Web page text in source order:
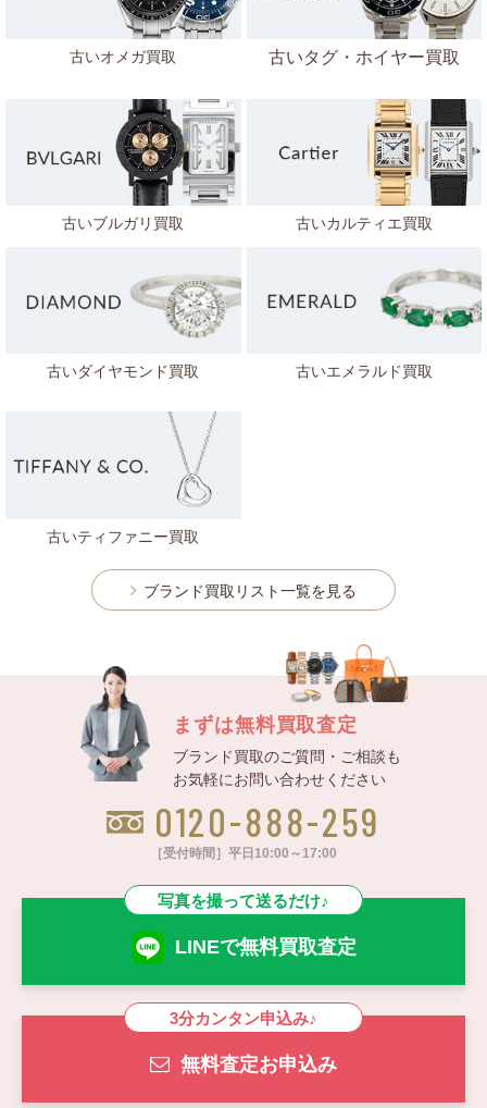
古いオメガ買取 古いタグ・ホイヤー買取
古いブルガリ買取 古いカルティエ買取
古いダイヤモンド買取 古いエメラルド買取
古いティファニー買取
ブランド買取リスト一覧を見る
まずは無料買取査定
ブランド買取のご質問・ご相談も
お気軽にお問い合わせください
0120-888-259
［受付時間］平日10:00～17:00
LINEで無料買取査定
写真を撮って送るだけ♪
無料査定お申込み
3分カンタン申込み♪